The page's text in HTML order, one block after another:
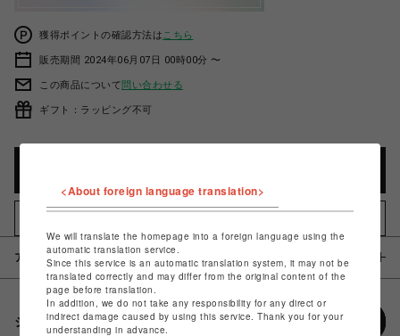
獲得ポイントの確認方法は こちら
販売期間 2024年06月07日 00時00分 〜
この商品について問い合わせる
ギフト：ラッピング不可
アイテム説明 / 素材
シェアする
<About foreign language translation>
We will translate the homepage into a foreign language using the
automatic translation service.
Since this service is an automatic translation system, it may not be
translated correctly and may differ from the original content of the
page before translation.
In addition, we do not take any responsibility for any direct or
indirect damage caused by using this service. Thank you for your
understanding in advance.